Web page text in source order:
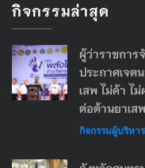
กิจกรรมล่าสุด
ผู้ว่าราชการ
ประกาศเจต
เสพ ไม่ค้า ไ
ต่อต้านยาเส
กิจกรรมผู้บริหาร